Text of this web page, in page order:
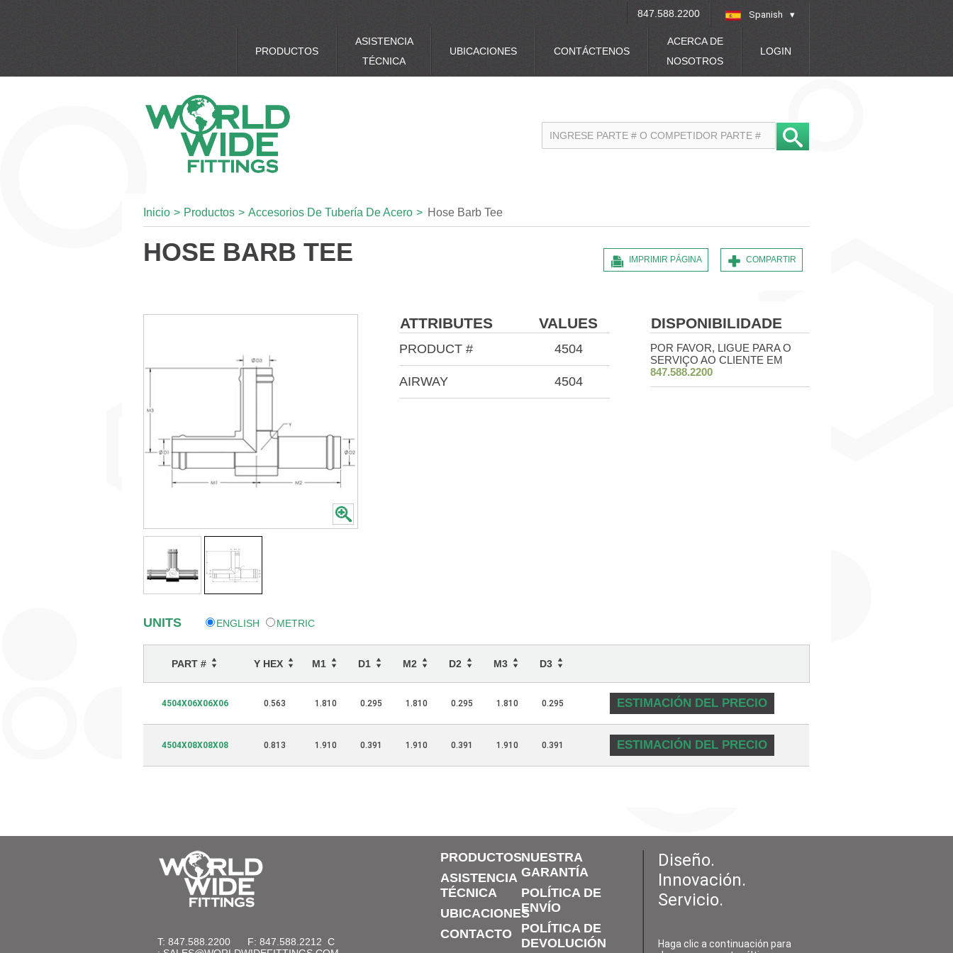
Spanish
847.588.2200
PRODUCTOS
ASISTENCIA
TÉCNICA
UBICACIONES CONTÁCTENOS
ACERCA DE
NOSOTROS
LOGIN
Inicio > Productos > Accesorios De Tubería De Acero > Hose Barb Tee
HOSE BARB TEE COMPARTIR
IMPRIMIR PÁGINA
ATTRIBUTES VALUES
PRODUCT # 4504
AIRWAY 4504
DISPONIBILIDADE
POR FAVOR, LIGUE PARA O
SERVIÇO AO CLIENTE EM
847.588.2200
UNITS ENGLISH METRIC
PART # Y HEX M1 D1 M2 D2 M3 D3
4504X06X06X06 0.563 1.810 0.295 1.810 0.295 1.810 0.295 ESTIMACIÓN DEL PRECIO
4504X08X08X08 0.813 1.910 0.391 1.910 0.391 1.910 0.391 ESTIMACIÓN DEL PRECIO
T: 847.588.2200 F: 847.588.2212 C
PRODUCTOS
ASISTENCIA
TÉCNICA
UBICACIONES
CONTACTO
NUESTRA
GARANTÍA
POLÍTICA DE
ENVÍO
POLÍTICA DE
DEVOLUCIÓN
Diseño.
Innovación.
Servicio.
Haga clic a continuación para